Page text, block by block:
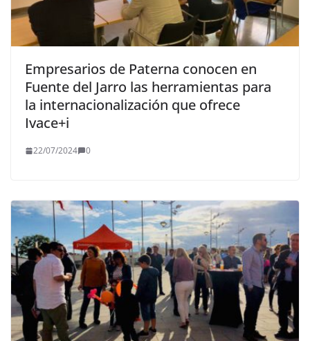
Empresarios de Paterna conocen en
Fuente del Jarro las herramientas para
la internacionalización que ofrece
Ivace+i
22/07/2024 0